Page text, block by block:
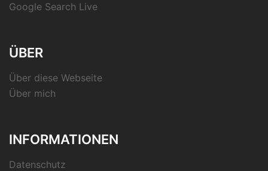
Google Search Live
ÜBER
Über diese Webseite
Über mich
INFORMATIONEN
Datenschutz